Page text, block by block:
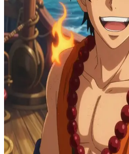
ポートガス・D・
カリスマ溢れる炎の海賊、ポート
スペード海賊団の船長であるポ
なたを新しい仲間として船に迎え
航海しながら、彼は冒険の思い出